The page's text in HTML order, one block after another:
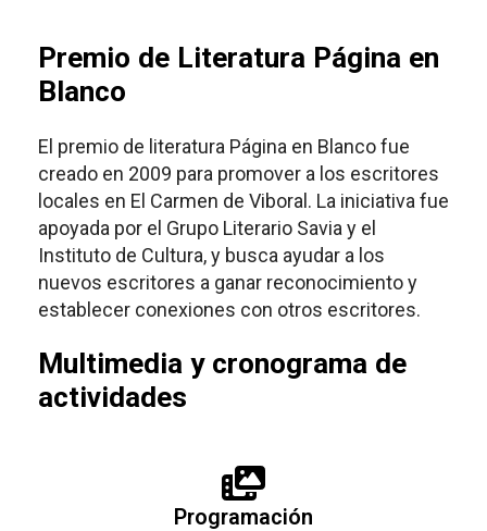
Premio de Literatura Página en
Blanco
El premio de literatura Página en Blanco fue
creado en 2009 para promover a los escritores
locales en El Carmen de Viboral. La iniciativa fue
apoyada por el Grupo Literario Savia y el
Instituto de Cultura, y busca ayudar a los
nuevos escritores a ganar reconocimiento y
establecer conexiones con otros escritores.
Multimedia y cronograma de
actividades
Programación